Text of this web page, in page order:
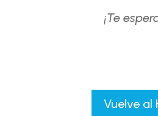
¡Te
Vuelve al